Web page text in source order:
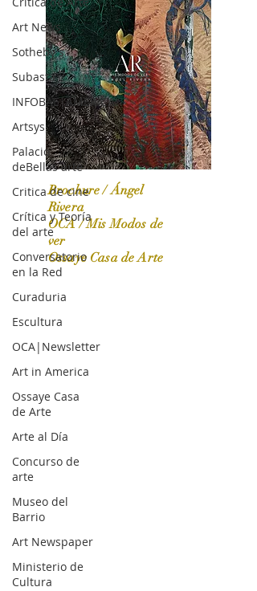
Art News
Sotheby's
Subasta
INFOBAE|AMERICA
Artsys
Palacio
deBellas arte
Critica de cine
Crítica y Teoría
del arte
Conversatorio
en la Red
Curaduria
Escultura
OCA|Newsletter
Art in America
Ossaye Casa
de Arte
Arte al Día
Concurso de
arte
Museo del
Barrio
Art Newspaper
Ministerio de
Cultura
OCA|News 31 / Marzo-Abril / 2024
Brochure / Ángel
Rivera
OCA / Mis Modos de
ver
Ossaye Casa de Arte